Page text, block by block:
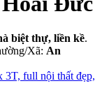
biệt thự, liền kề.
Xã: An
3T, full nội thất đẹp,